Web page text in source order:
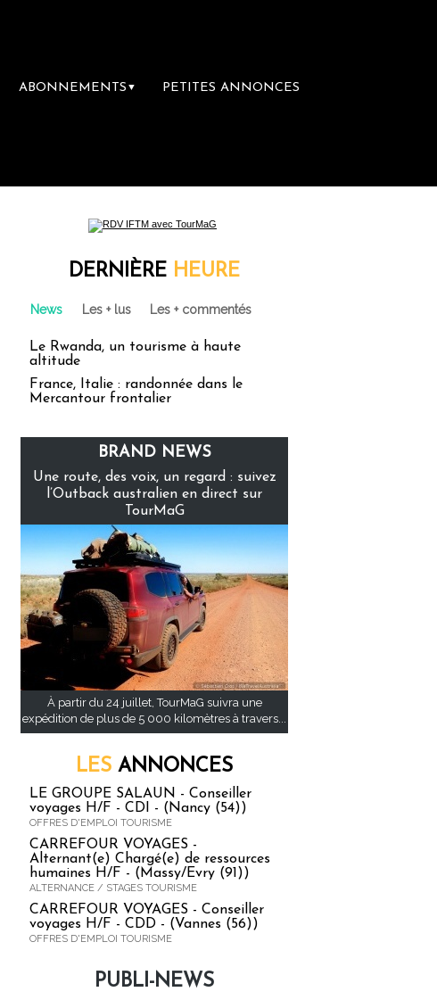
ABONNEMENTS ▼ PETITES ANNONCES
DERNIÈRE HEURE
News Les + lus Les + commentés
Le Rwanda, un tourisme à haute
altitude
France, Italie : randonnée dans le
Mercantour frontalier
BRAND NEWS
Une route, des voix, un regard : suivez
l’Outback australien en direct sur
TourMaG
À partir du 24 juillet, TourMaG suivra une
expédition de plus de 5 000 kilomètres à travers...
LES ANNONCES
LE GROUPE SALAUN - Conseiller
voyages H/F - CDI - (Nancy (54))
OFFRES D'EMPLOI TOURISME
CARREFOUR VOYAGES -
Alternant(e) Chargé(e) de ressources
humaines H/F - (Massy/Evry (91))
ALTERNANCE / STAGES TOURISME
CARREFOUR VOYAGES - Conseiller
voyages H/F - CDD - (Vannes (56))
OFFRES D'EMPLOI TOURISME
PUBLI-NEWS